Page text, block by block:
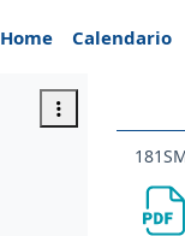
Home
Calendario